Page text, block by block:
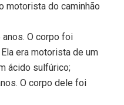
motorista do caminhão
anos. O corpo foi
era motorista de um
ácido sulfúrico;
O corpo dele foi